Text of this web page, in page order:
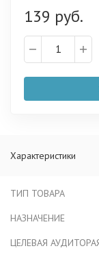
139 руб.
Характеристики
ТИП ТОВАРА
НАЗНАЧЕНИЕ
ЦЕЛЕВАЯ